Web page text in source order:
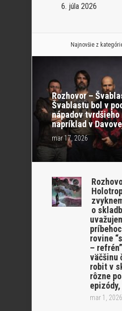
6. júla 2026
Najnovšie z
Rozhovor –
Švablastu bol v
nápadov
napríklad v
mar 17, 2026
o
rovine
–
väčšinu
robit v
rôzne
mar 1, 2026